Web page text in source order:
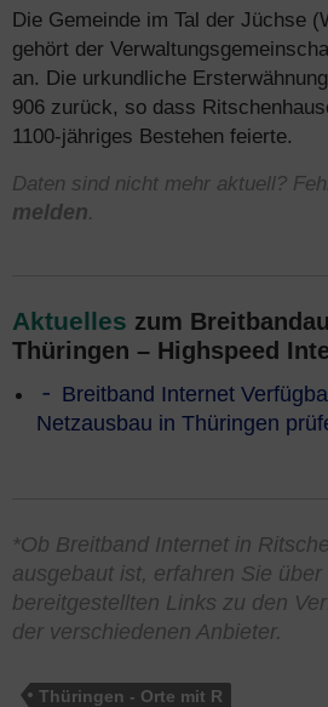
Die Gemeinde im Tal der Jüchse
gehört der
an. Die urkundliche
906 zurück, so dass
1100-jähriges Bestehen feierte.
Daten sind nicht mehr aktuell?
melden.
Aktuelles zum
Thüringen – Highspeed
Breitband Internet
Netzausbau in Thüringen
*Ob Breitband Internet in
ausgebaut ist, erfahren Sie über
bereitgestellten Links zu den
der verschiedenen Anbieter.
Thüringen - Orte mit R